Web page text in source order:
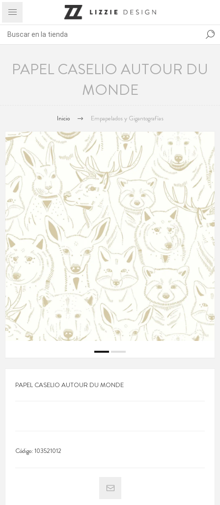
PAPEL CASELIO AUTOUR DU
MONDE
Inicio Empapelados y Gigantografías
PAPEL CASELIO AUTOUR DU MONDE
Código:103521012